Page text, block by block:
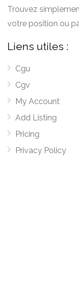
Trouvez
votre position ou
Liens utiles :
Cgu
Cgv
My Account
Add Listing
Pricing
Privacy Policy